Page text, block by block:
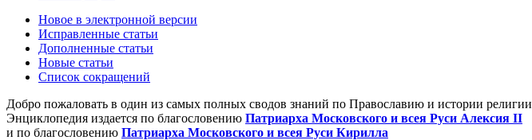
Новое в электронной версии
Исправленные статьи
Дополненные статьи
Новые статьи
Список сокращений
Добро пожаловать в один из самых полных сводов знаний по Православию и истории религии
Энциклопедия издается по благословению Патриарха Московского и всея Руси Алексия II
и по благословению Патриарха Московского и всея Руси Кирилла